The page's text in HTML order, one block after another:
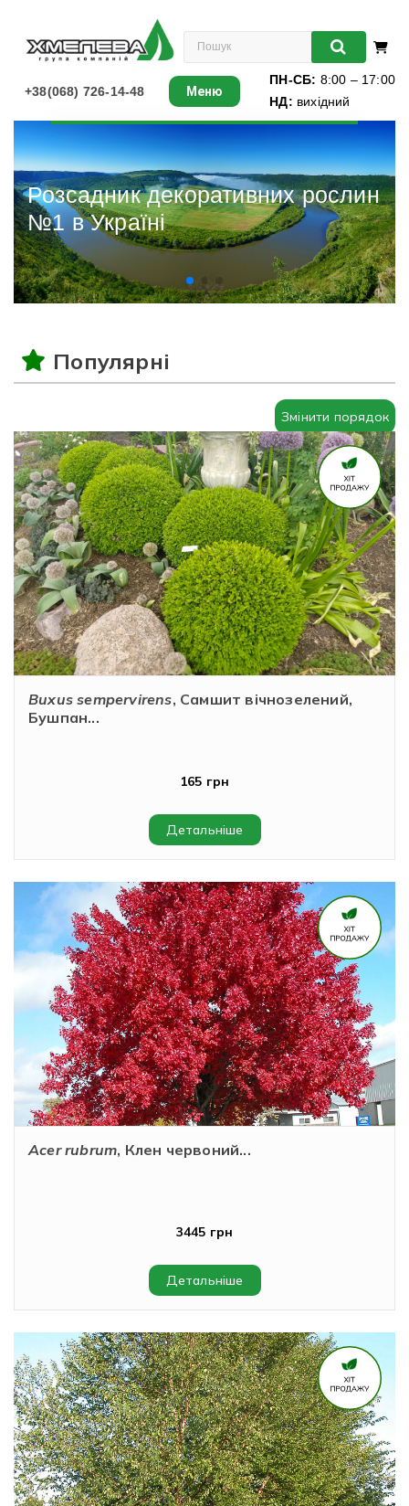
+38(068) 726-14-48
ПН-СБ: 8:00 – 17:00
НД: вихідний
Меню
Листяні
Хвойні
Ліани
Багаторічники
Рубрикатор рослин
Інформація
Про розсадник
Корисна інформація
Новини
Де купити
Різдвяні ялинки
Популярні
Змінити порядок
Buxus sempervirens, Самшит вічнозелений,
Бушпан...
165 грн
Детальніше
Acer rubrum, Клен червоний...
3445 грн
Детальніше